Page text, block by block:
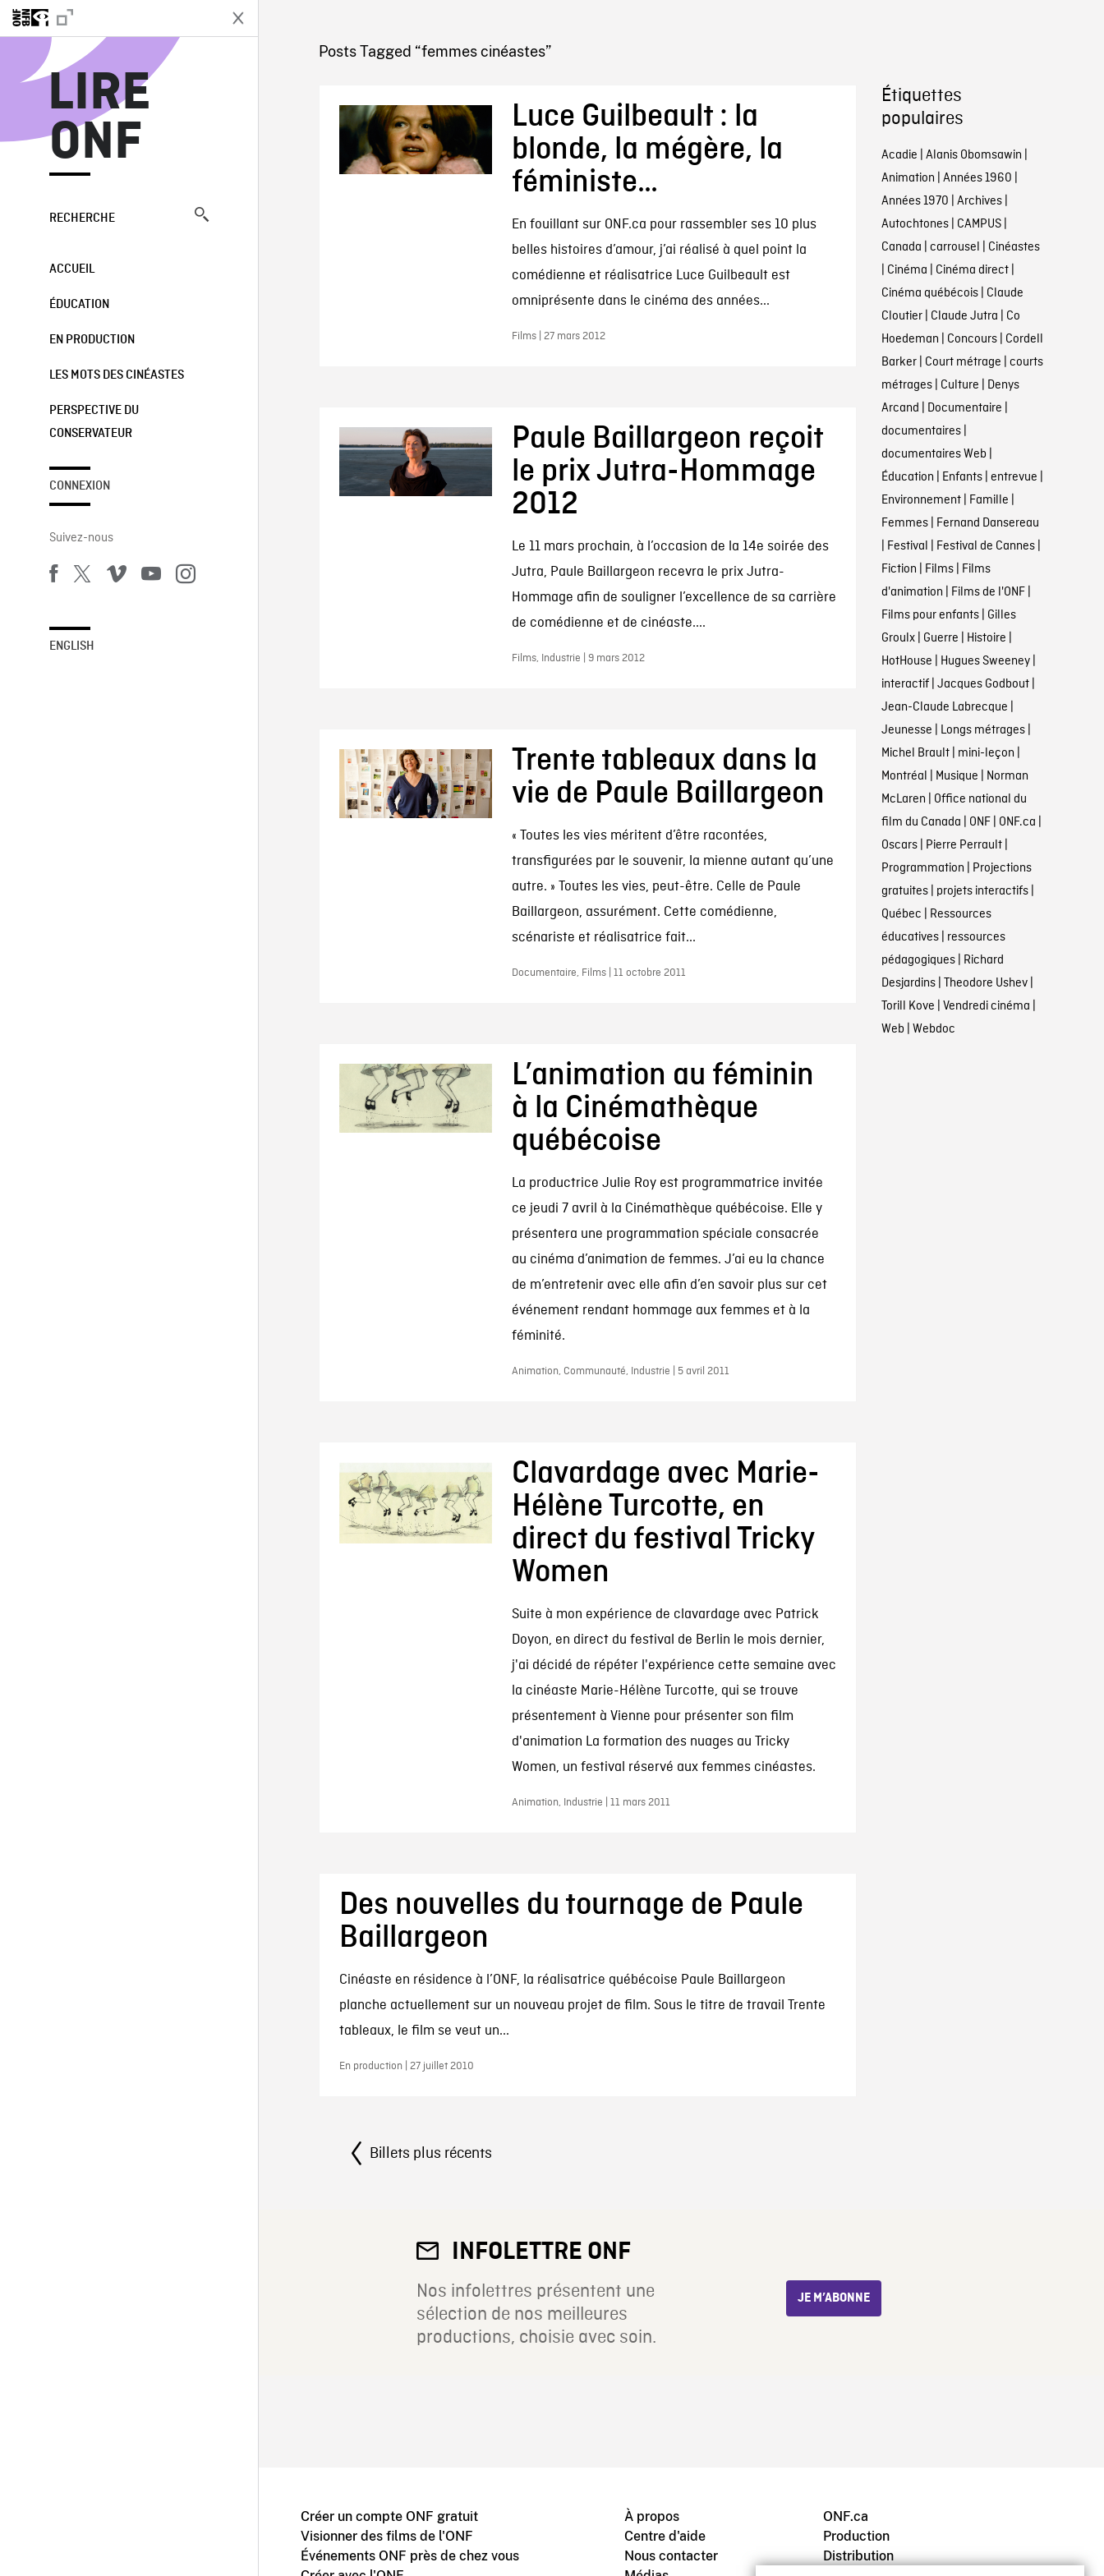
LIRE
ONF
RECHERCHE
ACCUEIL
ÉDUCATION
EN PRODUCTION
LES MOTS DES CINÉASTES
PERSPECTIVE DU
CONSERVATEUR
CONNEXION
Suivez-nous
ENGLISH
LIRE ONF
Posts Tagged “femmes cinéastes”
Luce Guilbeault : la
blonde, la mégère, la
féministe…
En fouillant sur ONF.ca pour rassembler ses 10 plus
belles histoires d’amour, j’ai réalisé à quel point la
comédienne et réalisatrice Luce Guilbeault est
omniprésente dans le cinéma des années...
Films | 27 mars 2012
Paule Baillargeon reçoit
le prix Jutra-Hommage
2012
Le 11 mars prochain, à l’occasion de la 14e soirée des
Jutra, Paule Baillargeon recevra le prix Jutra-
Hommage afin de souligner l’excellence de sa carrière
de comédienne et de cinéaste....
Films, Industrie | 9 mars 2012
Trente tableaux dans la
vie de Paule Baillargeon
« Toutes les vies méritent d’être racontées,
transfigurées par le souvenir, la mienne autant qu’une
autre. » Toutes les vies, peut-être. Celle de Paule
Baillargeon, assurément. Cette comédienne,
scénariste et réalisatrice fait...
Documentaire, Films | 11 octobre 2011
L’animation au féminin
à la Cinémathèque
québécoise
La productrice Julie Roy est programmatrice invitée
ce jeudi 7 avril à la Cinémathèque québécoise. Elle y
présentera une programmation spéciale consacrée
au cinéma d’animation de femmes. J’ai eu la chance
de m’entretenir avec elle afin d’en savoir plus sur cet
événement rendant hommage aux femmes et à la
féminité.
Animation, Communauté, Industrie | 5 avril 2011
Clavardage avec Marie-
Hélène Turcotte, en
direct du festival Tricky
Women
Suite à mon expérience de clavardage avec Patrick
Doyon, en direct du festival de Berlin le mois dernier,
j'ai décidé de répéter l'expérience cette semaine avec
la cinéaste Marie-Hélène Turcotte, qui se trouve
présentement à Vienne pour présenter son film
d'animation La formation des nuages au Tricky
Women, un festival réservé aux femmes cinéastes.
Animation, Industrie | 11 mars 2011
Des nouvelles du tournage de Paule
Baillargeon
Cinéaste en résidence à l’ONF, la réalisatrice québécoise Paule Baillargeon
planche actuellement sur un nouveau projet de film. Sous le titre de travail Trente
tableaux, le film se veut un...
En production | 27 juillet 2010
Navigation
Billets plus récents
Étiquettes
populaires
Acadie | Alanis Obomsawin |
Animation | Années 1960 |
Années 1970 | Archives|
Autochtones| CAMPUS|
Canada | carrousel | Cinéastes
| Cinéma | Cinéma direct|
Cinéma québécois| Claude
Cloutier| Claude Jutra | Co
Hoedeman | Concours| Cordell
Barker| Court métrage | courts
métrages| Culture | Denys
Arcand | Documentaire |
documentaires|
documentaires Web |
Éducation | Enfants| entrevue |
Environnement| Famille |
Femmes| Fernand Dansereau
| Festival | Festival de Cannes|
Fiction | Films| Films
d'animation | Films de l'ONF|
Films pour enfants| Gilles
Groulx| Guerre | Histoire |
HotHouse | Hugues Sweeney|
interactif| Jacques Godbout|
Jean-Claude Labrecque |
Jeunesse | Longs métrages|
Michel Brault| mini-leçon |
Montréal | Musique | Norman
McLaren | Office national du
film du Canada | ONF| ONF.ca |
Oscars| Pierre Perrault|
Programmation | Projections
gratuites| projets interactifs|
Québec | Ressources
éducatives| ressources
pédagogiques| Richard
Desjardins| Theodore Ushev|
Torill Kove | Vendredi cinéma |
Web | Webdoc
INFOLETTRE ONF
Nos infolettres présentent une
sélection de nos meilleures
productions, choisie avec soin.
JE M’ABONNE
Créer un compte ONF gratuit
Visionner des films de l'ONF
Événements ONF près de chez vous
À propos
Centre d'aide
Nous contacter
ONF.ca
Production
Distribution